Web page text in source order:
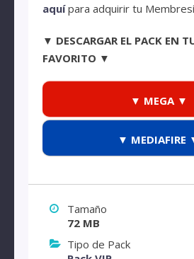
aquípara adquirir tu
▼ DESCARGAR EL PACK EN
FAVORITO ▼
▼ MEGA ▼
▼ MEDIAFIRE
Tamaño
72 MB
Tipo de Pack